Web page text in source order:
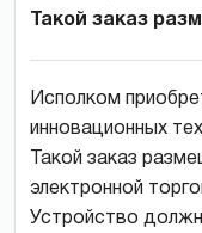
Такой заказ
Исполком
инновационных
Такой заказ
электронной
Устройство